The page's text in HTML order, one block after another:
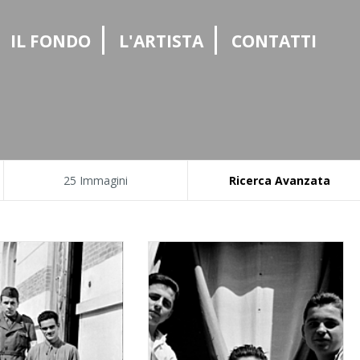
IL FONDO | L'ARTISTA | CONTATTI
25 Immagini Ricerca Avanzata